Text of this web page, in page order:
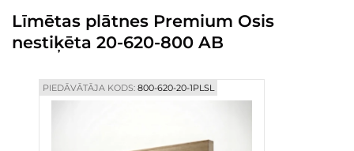
Blogs
Kontaktinformācija
Līmētas plātnes Premium Osis
nestiķēta 20-620-800 AB
PIEDĀVĀTĀJA KODS:800-620-20-1PLSL